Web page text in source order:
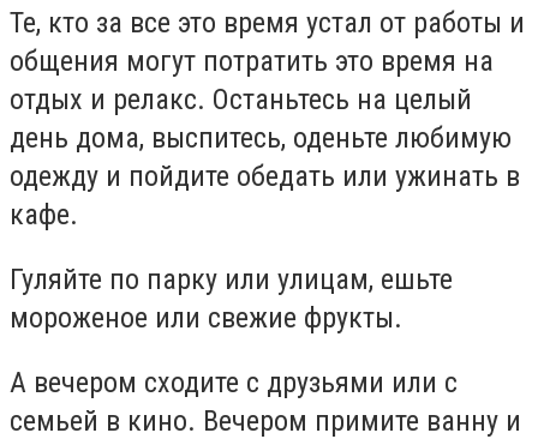
Те, кто за все это время устал от работы и
общения могут потратить это время на
отдых и релакс. Останьтесь на целый
день дома, выспитесь, оденьте любимую
одежду и пойдите обедать или ужинать в
кафе.
Гуляйте по парку или улицам, ешьте
мороженое или свежие фрукты.
А вечером сходите с друзьями или с
семьей в кино. Вечером примите ванну и